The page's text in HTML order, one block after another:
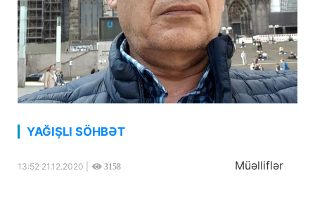
YAĞIŞLI SÖHBƏT
13:52 21.12.2020 | 3158 Müəlliflər